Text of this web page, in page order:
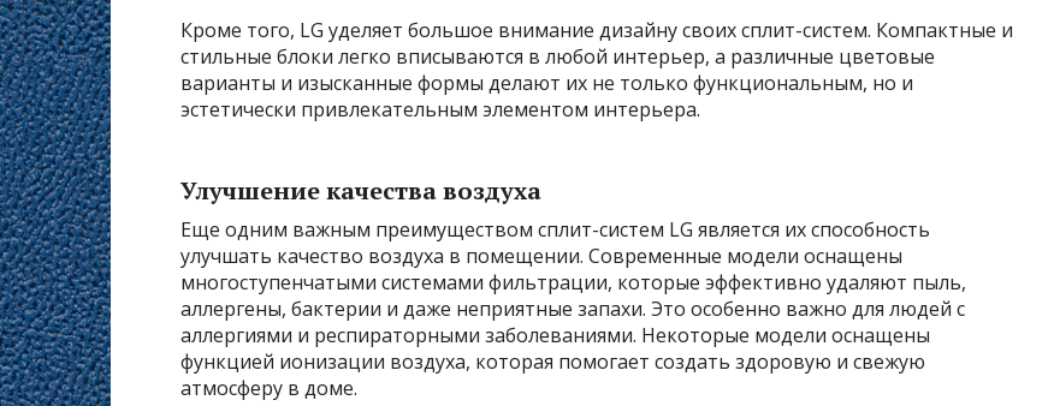
Кроме того, LG уделяет большое внимание дизайну своих сплит-систем. Компактные и
стильные блоки легко вписываются в любой интерьер, а различные цветовые
варианты и изысканные формы делают их не только функциональным, но и
эстетически привлекательным элементом интерьера.
Улучшение качества воздуха
Еще одним важным преимуществом сплит-систем LG является их способность
улучшать качество воздуха в помещении. Современные модели оснащены
многоступенчатыми системами фильтрации, которые эффективно удаляют пыль,
аллергены, бактерии и даже неприятные запахи. Это особенно важно для людей с
аллергиями и респираторными заболеваниями. Некоторые модели оснащены
функцией ионизации воздуха, которая помогает создать здоровую и свежую
атмосферу в доме.